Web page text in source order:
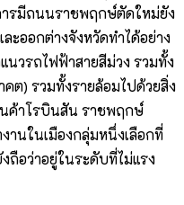
รมีถนนราชพฤกษ์ตัดใหม่ยัง
ละออกต่างจังหวัดทำได้อย่าง
วรถไฟฟ้าสายสีม่วง รวมทั้ง
ต) รวมทั้งรายล้อมไปด้วยสิ่ง
ค้าโรบินสัน ราชพฤกษ์
านในเมืองกลุ่มหนึ่งเลือกที่
ถือว่าอยู่ในระดับที่ไม่แรง